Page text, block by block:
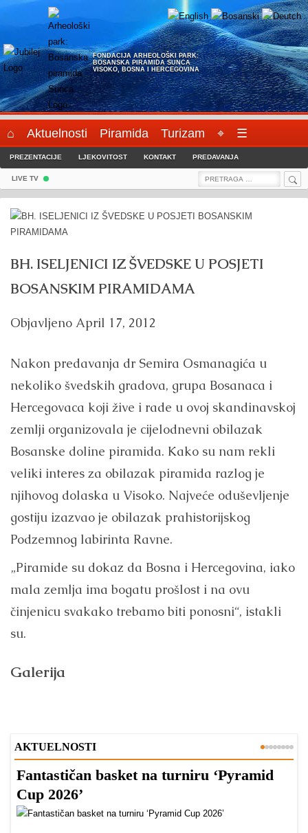
FONDACIJA ARHEOLOŠKI PARK:
BOSANSKA PIRAMIDA SUNCA
VISOKO, BOSNA I HERCEGOVINA
⌂ Aktuelnosti Piramida Turizam ⌖ ☰
PREZENTACIJE LJEKOVITOST KONTAKT PREDAVANJA
LIVE TV
Search
BH. ISELJENICI IZ ŠVEDSKE U POSJETI
BOSANSKIM PIRAMIDAMA
Objavljeno April 17, 2012
Nakon predavanja dr Semira Osmanagića u
nekoliko švedskih gradova, grupa Bosanaca i
Hercegovaca koji žive i rade u ovoj skandinavskoj
zemlji organizovala je cijelodnevni obilazak
Bosanske doline piramida. Kako su nam rekli
veliki interes za obilazak piramida razlog je
njihovog dolaska u Visoko. Najveće oduševljenje
gostiju izazvao je obilazak prahistorijskog
Podzemnog labirinta Ravne.
„Piramide su dokaz da Bosna i Hercegovina, iako
mala zemlja ima bogatu prošlost i na ovu
činjenicu svakako trebamo biti ponosni“, istakli
su.
Galerija
AKTUELNOSTI
Fantastičan basket na turniru ‘Pyramid
Cup 2026’